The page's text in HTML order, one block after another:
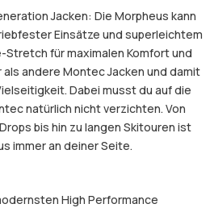
Jacken: Die Morpheus kann
Einsätze und superleichtem
Stretch für maximalen Komfort und
andere Montec Jacken und damit
Dabei musst du auf die
natürlich nicht verzichten. Von
bis hin zu langen Skitouren ist
immer an deiner Seite.
High Performance